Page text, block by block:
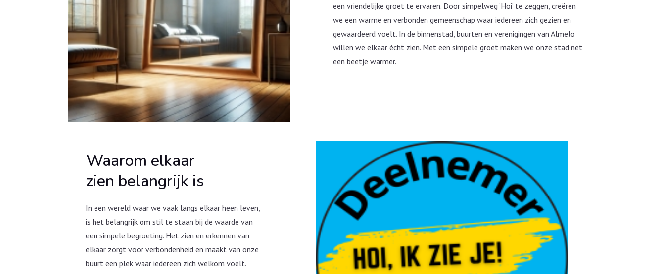
een vriendelijke groet te ervaren. Door simpelweg ‘Hoi’ te zeggen, creëren
we een warme en verbonden gemeenschap waar iedereen zich gezien en
gewaardeerd voelt. In de binnenstad, buurten en verenigingen van Almelo
willen we elkaar écht zien. Met een simpele groet maken we onze stad net
een beetje warmer.
Waarom elkaar
zien belangrijk is
In een wereld waar we vaak langs elkaar heen leven,
is het belangrijk om stil te staan bij de waarde van
een simpele begroeting. Het zien en erkennen van
elkaar zorgt voor verbondenheid en maakt van onze
buurt een plek waar iedereen zich welkom voelt.